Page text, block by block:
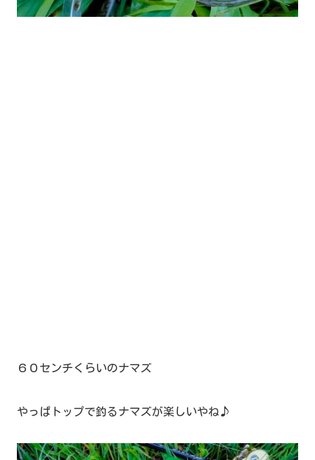
６０センチくらいのナマズ
やっぱトップで釣るナマズが楽しいやね♪